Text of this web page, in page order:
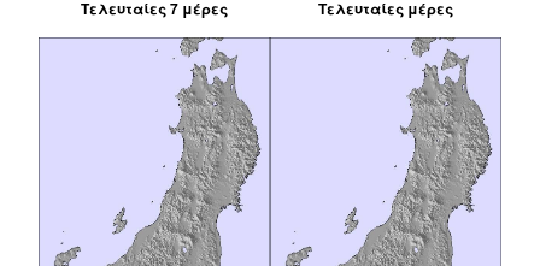
Τελευταίες 7 μέρες Τελευταίες μέρες